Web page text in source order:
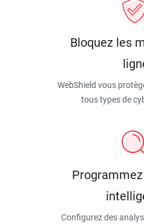
Bloquez les
WebShield vous
tous types de
Configurez des